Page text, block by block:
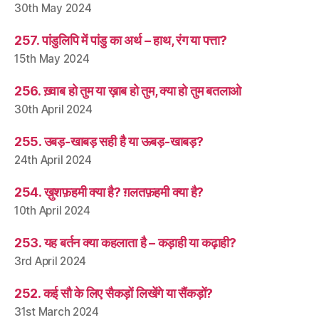
30th May 2024
257. पांडुलिपि में पांडु का अर्थ – हाथ, रंग या पत्ता?
15th May 2024
256. ख़्वाब हो तुम या ख़ाब हो तुम, क्या हो तुम बतलाओ
30th April 2024
255. उबड़-खाबड़ सही है या ऊबड़-खाबड़?
24th April 2024
254. ख़ुशफ़हमी क्या है? ग़लतफ़हमी क्या है?
10th April 2024
253. यह बर्तन क्या कहलाता है – कड़ाही या कढ़ाही?
3rd April 2024
252. कई सौ के लिए सैकड़ों लिखेंगे या सैंकड़ों?
31st March 2024